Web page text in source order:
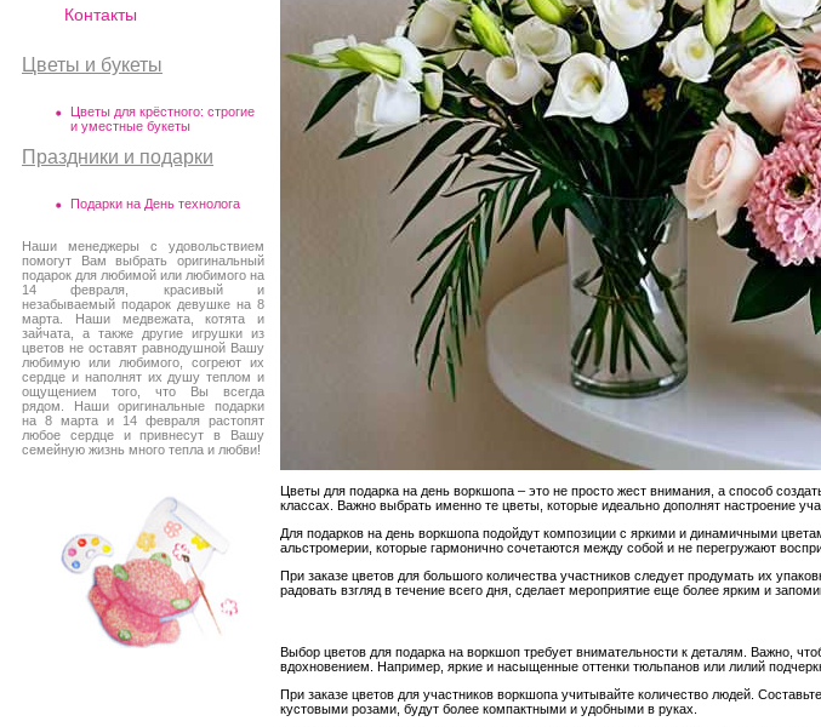
Контакты
Цветы и букеты
Цветы для крёстного: строгие
и уместные букеты
Праздники и подарки
Подарки на День технолога
Наши менеджеры с удовольствием
помогут Вам выбрать оригинальный
подарок для любимой или любимого на
14 февраля, красивый и
незабываемый подарок девушке на 8
марта. Наши медвежата, котята и
зайчата, а также другие игрушки из
цветов не оставят равнодушной Вашу
любимую или любимого, согреют их
сердце и наполнят их душу теплом и
ощущением того, что Вы всегда
рядом. Наши оригинальные подарки
на 8 марта и 14 февраля растопят
любое сердце и привнесут в Вашу
семейную жизнь много тепла и любви!
Цветы для подарка на день воркшопа – это не просто жест внимания, а способ
классах. Важно выбрать именно те цветы, которые идеально дополнят настроение
Для подарков на день воркшопа подойдут композиции с яркими и динамичными
альстромерии, которые гармонично сочетаются между собой и не перегружают
При заказе цветов для большого количества участников следует продумать их
радовать взгляд в течение всего дня, сделает мероприятие еще более ярким и
Выбор цветов для подарка на воркшоп требует внимательности к деталям. Важно,
вдохновением. Например, яркие и насыщенные оттенки тюльпанов или лилий
При заказе цветов для участников воркшопа учитывайте количество людей.
кустовыми розами, будут более компактными и удобными в руках.